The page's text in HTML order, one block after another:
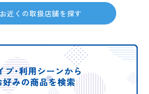
お近くの取扱店舗を探す